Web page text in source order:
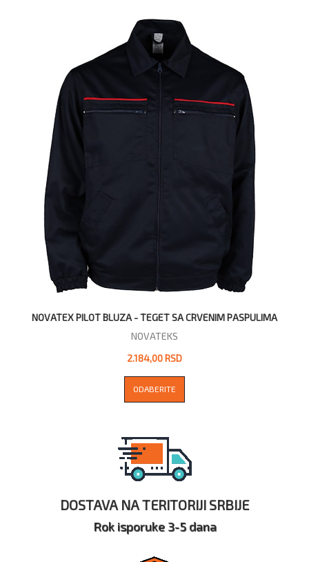
NOVATEX PILOT BLUZA - TEGET SA CRVENIM PASPULIMA
NOVATEKS
2.184,00 RSD
ODABERITE
DOSTAVA NA TERITORIJI SRBIJE
Rok isporuke 3-5 dana